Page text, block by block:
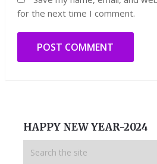
for the next time I comment.
HAPPY NEW YEAR-2024